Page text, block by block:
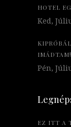
HOTEL
Ked,
IMÁDTAM!
Pén,
EZ ITT A